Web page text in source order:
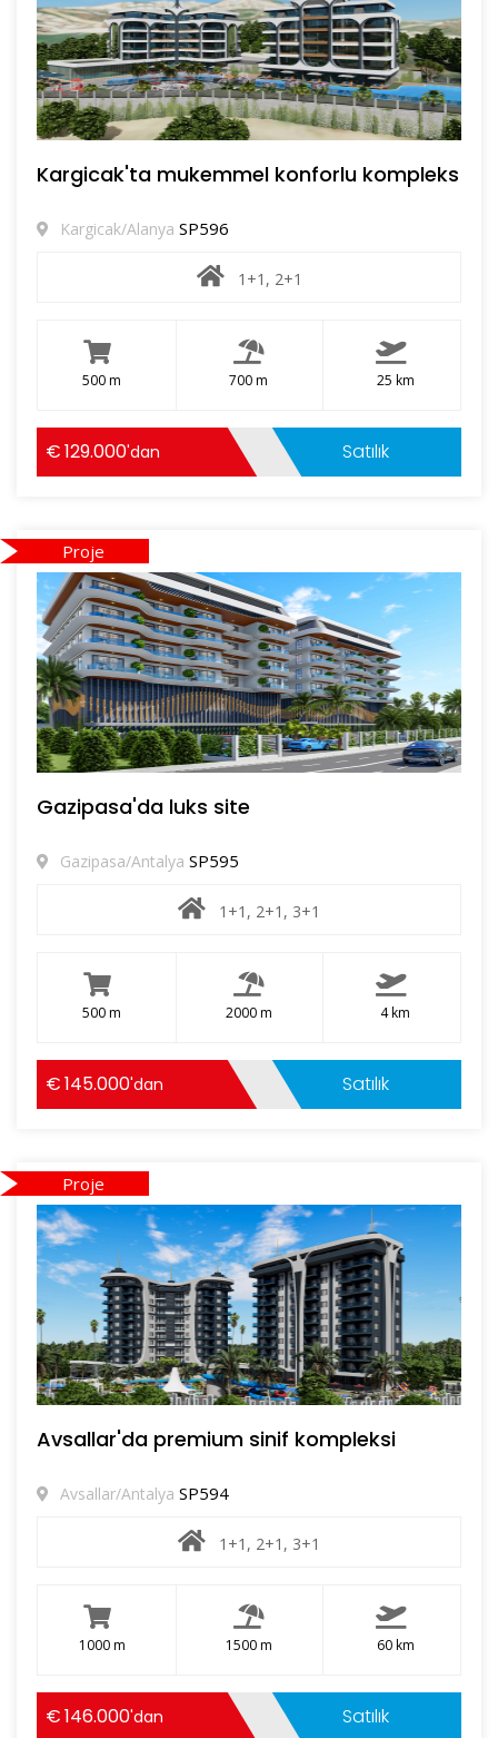
Kargicak'ta mukemmel konforlu kompleks
Kargicak/Alanya SP596
1+1, 2+1
500 m 700 m 25 km
129.000'dan Satılık
Proje
Gazipasa'da luks site
Gazipasa/Antalya SP595
1+1, 2+1, 3+1
500 m 2000 m 4 km
145.000'dan Satılık
Proje
Avsallar'da premium sinif kompleksi
Avsallar/Antalya SP594
1+1, 2+1, 3+1
1000 m 1500 m 60 km
146.000'dan Satılık